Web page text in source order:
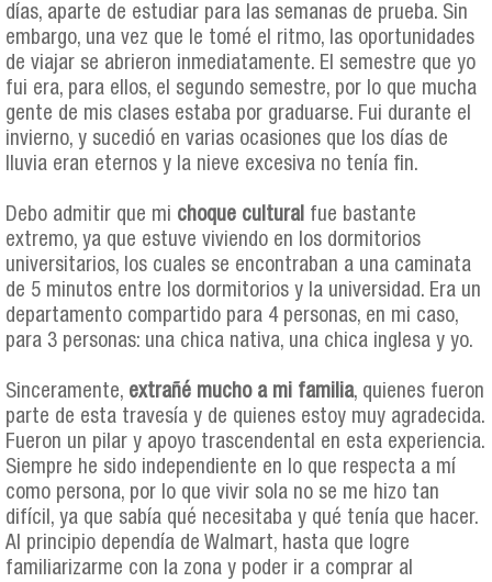
días, aparte de estudiar para las semanas de prueba. Sin
embargo, una vez que le tomé el ritmo, las oportunidades
de viajar se abrieron inmediatamente. El semestre que yo
fui era, para ellos, el segundo semestre, por lo que mucha
gente de mis clases estaba por graduarse. Fui durante el
invierno, y sucedió en varias ocasiones que los días de
lluvia eran eternos y la nieve excesiva no tenía fin.
Debo admitir que mi choque cultural fue bastante
extremo, ya que estuve viviendo en los dormitorios
universitarios, los cuales se encontraban a una caminata
de 5 minutos entre los dormitorios y la universidad. Era un
departamento compartido para 4 personas, en mi caso,
para 3 personas: una chica nativa, una chica inglesa y yo.
Sinceramente, extrañé mucho a mi familia, quienes fueron
parte de esta travesía y de quienes estoy muy agradecida.
Fueron un pilar y apoyo trascendental en esta experiencia.
Siempre he sido independiente en lo que respecta a mí
como persona, por lo que vivir sola no se me hizo tan
difícil, ya que sabía qué necesitaba y qué tenía que hacer.
Al principio dependía de Walmart, hasta que logre
familiarizarme con la zona y poder ir a comprar al